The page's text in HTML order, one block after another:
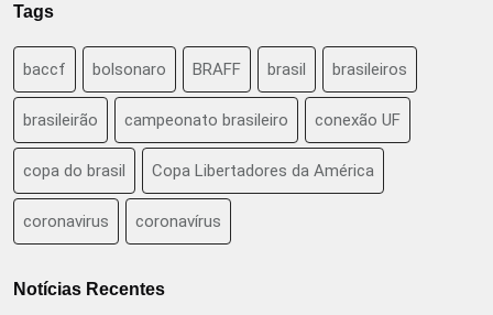
Tags
baccf bolsonaro BRAFF brasil brasileiros
brasileirão campeonato brasileiro conexão UF
copa do brasil Copa Libertadores da América
coronavirus coronavírus
Notícias Recentes